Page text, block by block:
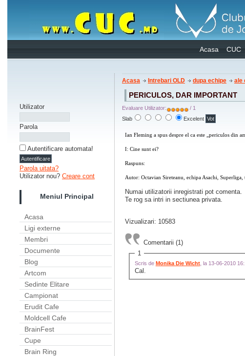
Acasa CUC
Utilizator
Parola
Autentificare automata!
Parola uitata?
Utilizator nou? Creare cont
Meniul Principal
Acasa
Ligi externe
Membri
Documente
Blog
Artcom
Sedinte Elitare
Campionat
Erudit Cafe
Moldcell Cafe
BrainFest
Cupe
Brain Ring
Acasa Intrebari OLD dupa echipe ale
PERICULOS, DAR IMPORTANT
Evaluare Utilizator:
/ 1
Slab
Excelent
Ian Fleming a spus despre el ca este „periculos din
I: Cine sunt ei?
Raspuns:
Autor: Octavian Sireteanu, echipa Asachi, Superliga,
Numai utilizatorii inregistrati pot comenta.
Te rog sa intri in sectiunea privata.
Vizualizari: 10583
Comentarii (1)
1
Scris de Monika Die Wicht, la 13-06-2010
Cal.